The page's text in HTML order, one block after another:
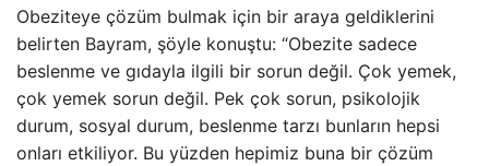
Obeziteye çözüm bulmak için bir araya geldiklerini
belirten Bayram, şöyle konuştu: “Obezite sadece
beslenme ve gıdayla ilgili bir sorun değil. Çok yemek,
çok yemek sorun değil. Pek çok sorun, psikolojik
durum, sosyal durum, beslenme tarzı bunların hepsi
onları etkiliyor. Bu yüzden hepimiz buna bir çözüm